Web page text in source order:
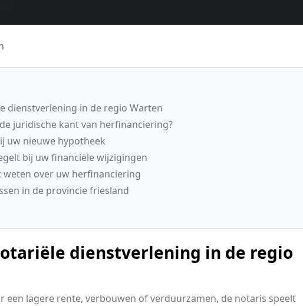
dienstverlening in de regio Warten
juridische kant van herfinanciering?
uw nieuwe hypotheek
bij uw financiële wijzigingen
weten over uw herfinanciering
in de provincie friesland
dienstverlening in de regio
een lagere rente, verbouwen of verduurzamen, de notaris speelt